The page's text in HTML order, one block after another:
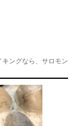
キングなら、サロモン